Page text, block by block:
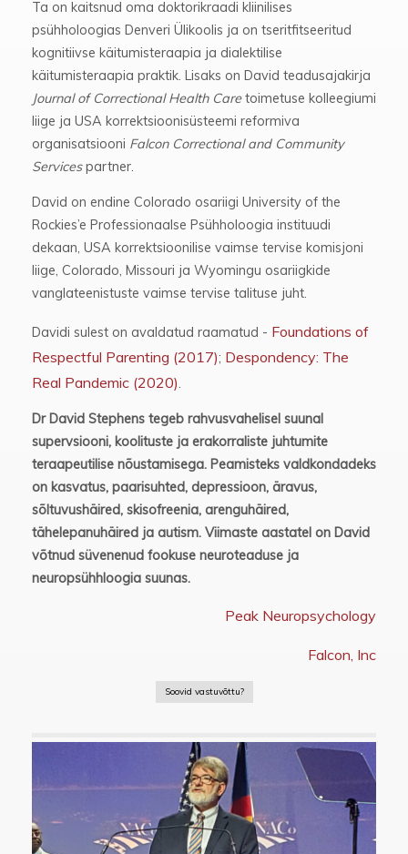
Ta on kaitsnud oma doktorikraadi kliinilises
psühholoogias Denveri Ülikoolis ja on tseritfitseeritud
kognitiivse käitumisteraapia ja dialektilise
käitumisteraapia praktik. Lisaks on David teadusajakirja
Journal of Correctional Health Caretoimetuse kolleegiumi
liige ja USA korrektsioonisüsteemi reformiva
organisatsiooni Falcon Correctional and Community
Servicespartner.
David on endine Colorado osariigi University of the
Rockies’e Professionaalse Psühholoogia instituudi
dekaan, USA korrektsioonilise vaimse tervise komisjoni
liige, Colorado, Missouri ja Wyomingu osariigkide
vanglateenistuste vaimse tervise talituse juht.
Davidi sulest on avaldatud raamatud - Foundations of
Respectful Parenting (2017); Despondency: The
Real Pandemic (2020)
Dr David Stephens tegeb rahvusvahelisel suunal
supervsiooni, koolituste ja erakorraliste juhtumite
teraapeutilise nõustamisega. Peamisteks valdkondadeks
on kasvatus, paarisuhted, depressioon, äravus,
sõltuvushäired, skisofreenia, arenguhäired,
tähelepanuhäired ja autism. Viimaste aastatel on David
võtnud süvenenud fookuse neuroteaduse ja
neuropsühhloogia suunas.
Peak Neuropsychology
Falcon, Inc
Soovid vastuvõttu?